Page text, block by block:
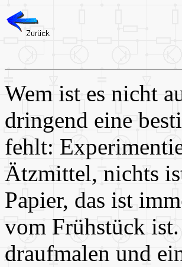
Wem ist es nicht
dringend eine
fehlt:
Ätzmittel, nichts
Papier, das ist
vom Frühstück
draufmalen und